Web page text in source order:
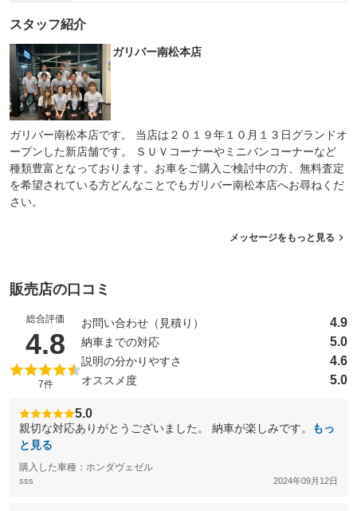
スタッフ紹介
ガリバー南松本店
ガリバー南松本店です。 当店は２０１９年１０月１３日グランドオ
ープンした新店舗です。 ＳＵＶコーナーやミニバンコーナーなど
種類豊富となっております。お車をご購入ご検討中の方、無料査定
を希望されている方どんなことでもガリバー南松本店へお尋ねくだ
さい。
メッセージをもっと見る
販売店の口コミ
総合評価
4.8 （5点満点中）
7件
お問い合わせ（見積り） 4.9
納車までの対応 5.0
説明の分かりやすさ 4.6
オススメ度 5.0
5.0
親切な対応ありがとうございました。 納車が楽しみです。
もっ
と見る
購入した車種：ホンダヴェゼル
sss 2024年09月12日